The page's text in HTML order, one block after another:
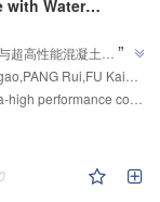
with Water
超高性能混凝土
研团队设计制作了12
却后的单调加载推出试
黏结性能的影响规律，
面黏结强度计算方法，
能评估及修缮加固提供
”
effects;spray cooling;pull-out test;bond‒slip;bond strength
0